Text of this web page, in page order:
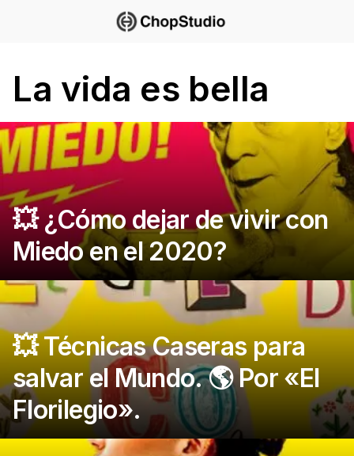
La vida es bella
💥 ¿Cómo dejar de vivir con
Miedo en el 2020?
💥 Técnicas Caseras para
salvar el Mundo. 🌎 Por «El
Florilegio».